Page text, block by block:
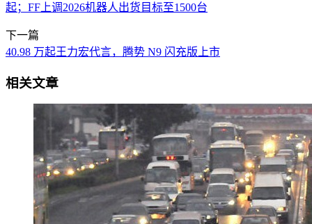
起；FF上调2026机器人出货目标至1500台
下一篇
40.98 万起王力宏代言，腾势 N9 闪充版上市
相关文章